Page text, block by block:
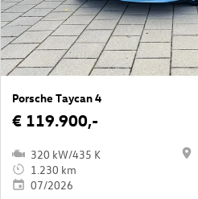
Porsche Taycan 4
€ 119.900,-
320 kW/435 K
1.230 km
07/2026